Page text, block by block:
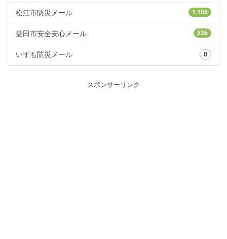
1,165
松江市防災メール
526
益田市安全安心メール
0
いずも防災メール
スポンサーリンク